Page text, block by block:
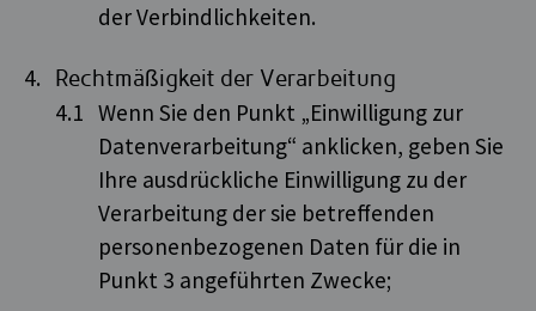
der Verbindlichkeiten.
Rechtmäßigkeit der Verarbeitung
Wenn Sie den Punkt „Einwilligung zur
Datenverarbeitung“ anklicken, geben Sie
Ihre ausdrückliche Einwilligung zu der
Verarbeitung der sie betreffenden
personenbezogenen Daten für die in
Punkt 3 angeführten Zwecke;